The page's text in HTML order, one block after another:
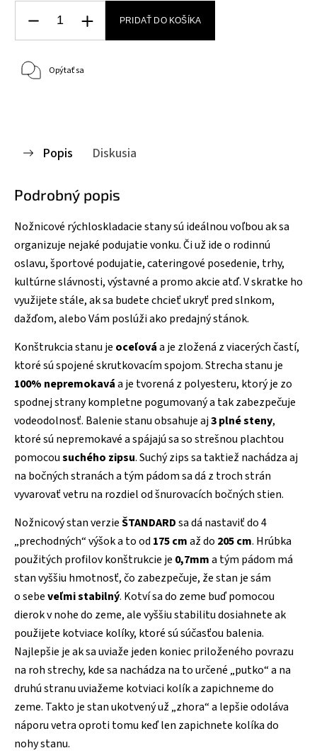
PRIDAŤ DO KOŠÍKA
Opýtať sa
Popis Diskusia
Podrobný popis
Nožnicové rýchloskladacie stany sú ideálnou voľbou ak sa
organizuje nejaké podujatie vonku. Či už ide o rodinnú
oslavu, športové podujatie, cateringové posedenie, trhy,
kultúrne slávnosti, výstavné a promo akcie atď. V skratke ho
využijete stále, ak sa budete chcieť ukryť pred slnkom,
dažďom, alebo Vám poslúži ako predajný stánok.
Konštrukcia stanu je oceľováa je zložená z viacerých častí,
ktoré sú spojené skrutkovacím spojom. Strecha stanu je
100% nepremokaváa je tvorená z polyesteru, ktorý je zo
spodnej strany kompletne pogumovaný a tak zabezpečuje
vodeodolnosť. Balenie stanu obsahuje aj3 plné steny,
ktoré sú nepremokavé a spájajú sa so strešnou plachtou
pomocousuchého zipsu. Suchý zips sa taktiež nachádza aj
na bočných stranách a tým pádom sa dá z troch strán
vyvarovať vetru na rozdiel od šnurovacích bočných stien.
Nožnicový stan verzieŠTANDARDsa dá nastaviť do 4
„prechodných“ výšok a to od 175 cmaž do 205 cm. Hrúbka
použitých profilov konštrukcie je 0,7mma tým pádom má
stan vyššiu hmotnosť, čo zabezpečuje, že stan je sám
o sebeveľmi stabilný. Kotví sa do zeme buď pomocou
dierok v nohe do zeme, ale vyššiu stabilitu dosiahnete ak
použijete kotviace kolíky, ktoré sú súčasťou balenia.
Najlepšie je ak sa uviaže jeden koniec priloženého povrazu
na roh strechy, kde sa nachádza na to určené „putko“ a na
druhú stranu uviažeme kotviaci kolík a zapichneme do
zeme. Takto je stan ukotvený už „zhora“ a lepšie odoláva
náporu vetra oproti tomu keď len zapichnete kolíka do
nohy stanu.